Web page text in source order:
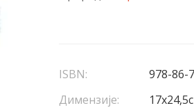
ISBN:
978-86-
Димензије: